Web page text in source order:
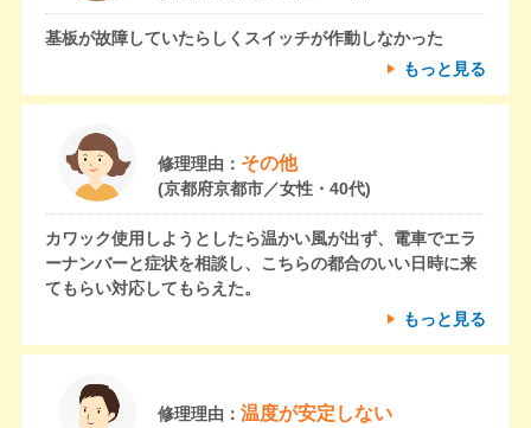
基板が故障していたらしくスイッチが作動しなかった
もっと見る
修理理由： その他
(京都府京都市／女性・40代)
カワック使用しようとしたら温かい風が出ず、電車でエラ
ーナンバーと症状を相談し、こちらの都合のいい日時に来
てもらい対応してもらえた。
もっと見る
修理理由： 温度が安定しない